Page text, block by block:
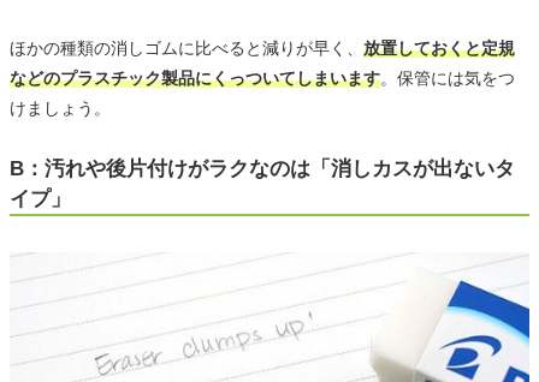
ほかの種類の消しゴムに比べると減りが早く、 放置しておくと定規
などのプラスチック製品にくっついてしまいます。保管には気をつ
けましょう。
B：汚れや後片付けがラクなのは「消しカスが出ないタ
イプ」